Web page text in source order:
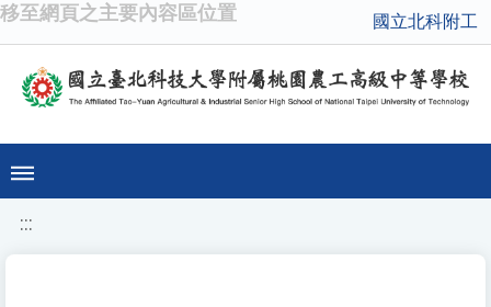
移至網頁之主要內容區位置 國立北科附工
:::